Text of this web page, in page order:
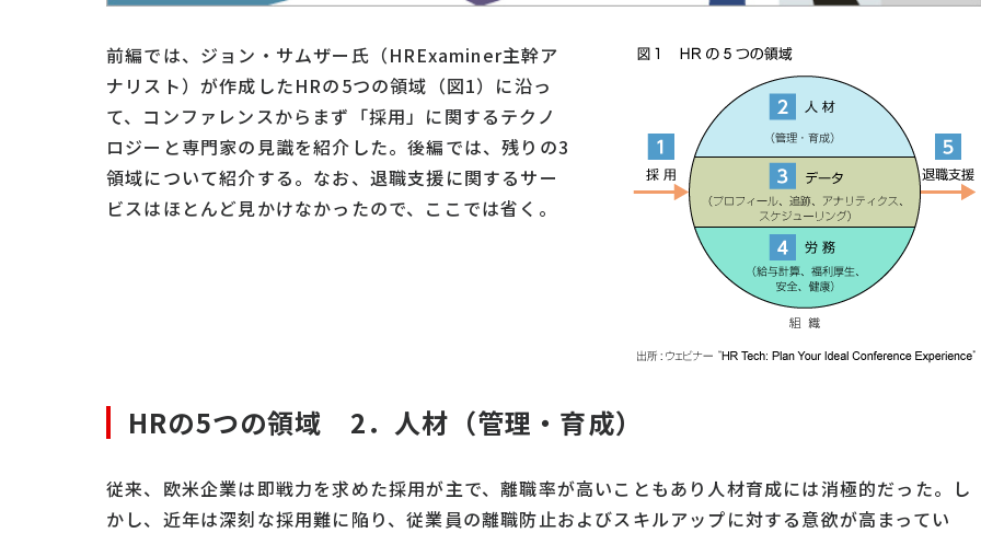
前編では、ジョン・サムザー氏（HRExaminer主幹ア
ナリスト）が作成したHRの5つの領域（図1）に沿っ
て、コンファレンスからまず「採用」に関するテクノ
ロジーと専門家の見識を紹介した。後編では、残りの3
領域について紹介する。なお、退職支援に関するサー
ビスはほとんど見かけなかったので、ここでは省く。
HRの5つの領域 2．人材（管理・育成）
従来、欧米企業は即戦力を求めた採用が主で、離職率が高いこともあり人材育成には消極的だった。し
かし、近年は深刻な採用難に陥り、従業員の離職防止およびスキルアップに対する意欲が高まってい